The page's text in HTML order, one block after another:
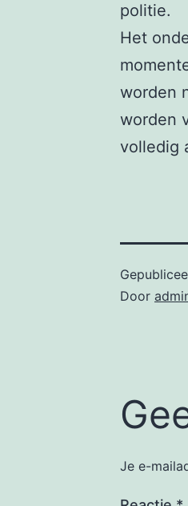
politie.
Het
worden
worden
volledig
Door
Je e-